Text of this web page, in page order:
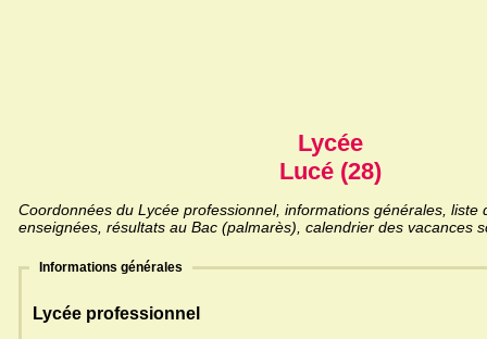
Lycée
Lucé (28)
Coordonnées du Lycée professionnel, informations générales, liste
enseignées, résultats au Bac (palmarès), calendrier des vacances
Informations générales
Lycée professionnel